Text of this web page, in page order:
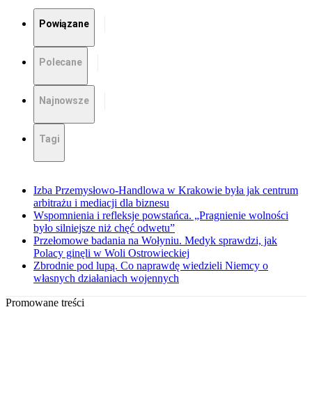
Powiązane
Polecane
Najnowsze
Tagi
Izba Przemysłowo-Handlowa w Krakowie była jak centrum
arbitrażu i mediacji dla biznesu
Wspomnienia i refleksje powstańca. „Pragnienie wolności
było silniejsze niż chęć odwetu”
Przełomowe badania na Wołyniu. Medyk sprawdzi, jak
Polacy ginęli w Woli Ostrowieckiej
Zbrodnie pod lupą. Co naprawdę wiedzieli Niemcy o
własnych działaniach wojennych
Promowane treści